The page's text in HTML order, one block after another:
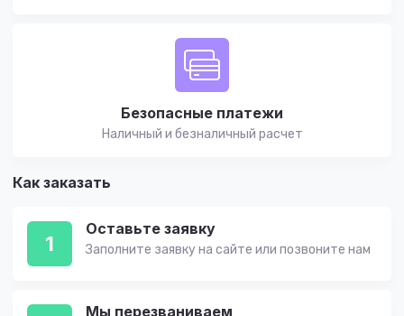
Безопасные платежи
Наличный и безналичный расчет
Как заказать
1
Оставьте заявку
Заполните заявку на сайте или позвоните нам
Мы перезваниваем